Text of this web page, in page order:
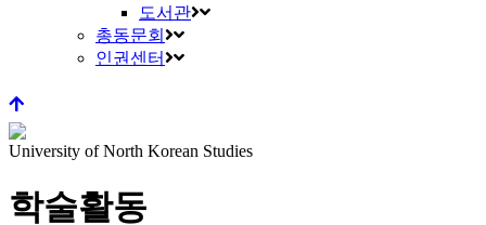
도서관
총동문회
인권센터
University of North Korean Studies
학술활동